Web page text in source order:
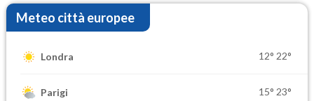
Meteo città europee
Londra 12° 22°
Parigi 15° 23°